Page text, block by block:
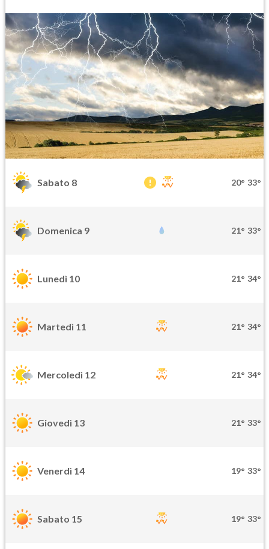
Sabato 8 20° 33°
Domenica 9 21° 33°
Lunedì 10 21° 34°
Martedì 11 21° 34°
Mercoledì 12 21° 34°
Giovedì 13 21° 33°
Venerdì 14 19° 33°
Sabato 15 19° 33°